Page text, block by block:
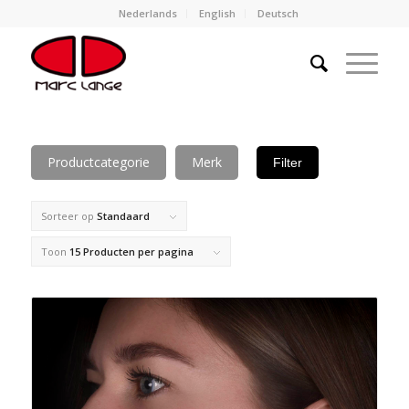
Nederlands English Deutsch
Productcategorie Merk Filter
Sorteer op Standaard
Toon 15 Producten per pagina